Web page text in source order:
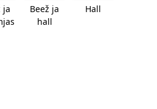
ja
Beež ja
hall
Hall